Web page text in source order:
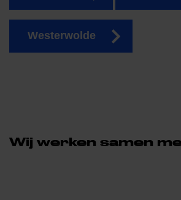
Westerwolde
Wij werken samen